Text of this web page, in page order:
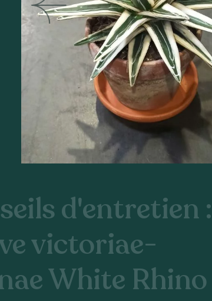
d'entretien :
victoriae-
White Rhino